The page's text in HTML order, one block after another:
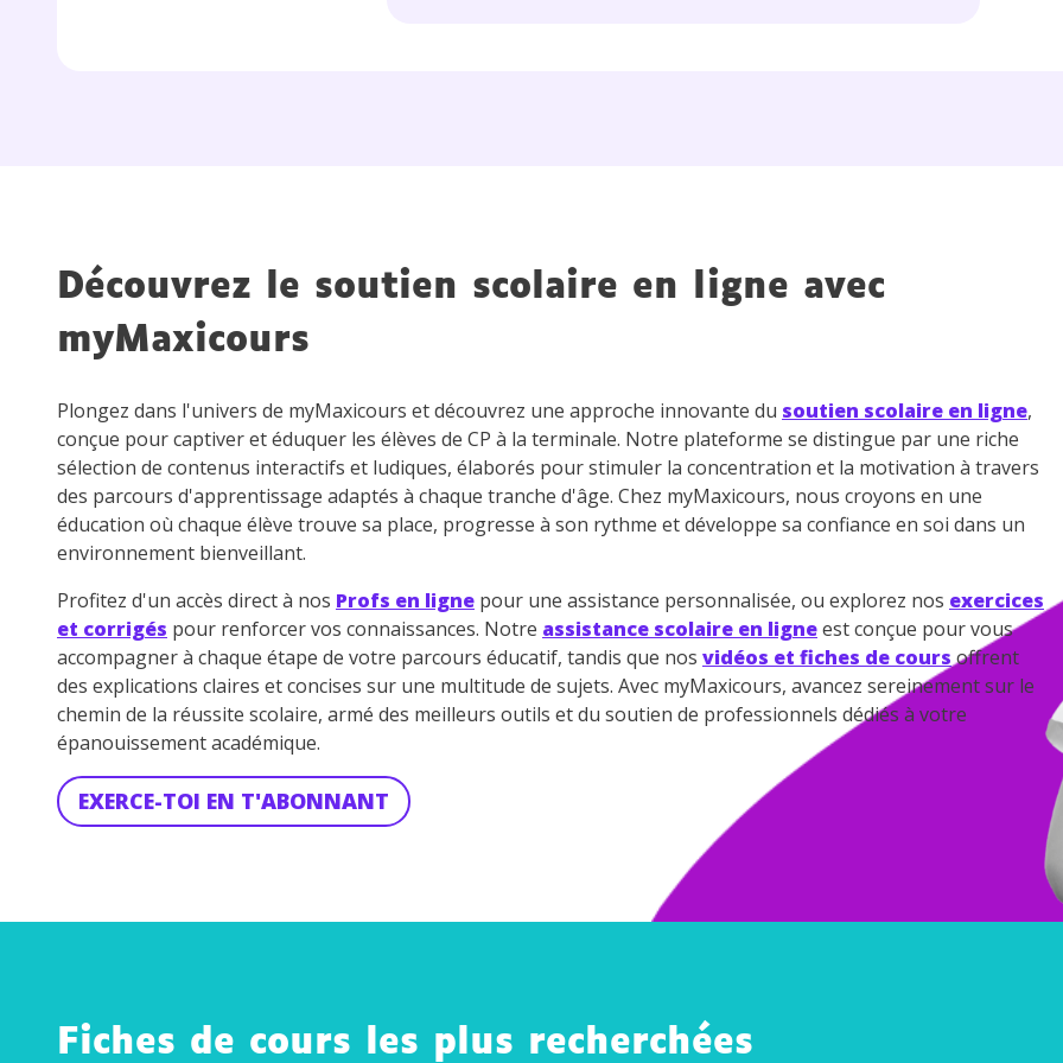
Découvrez le soutien scolaire en ligne avec
myMaxicours
Plongez dans l'univers de myMaxicours et découvrez une approche innovante du soutien scolaire en ligne,
conçue pour captiver et éduquer les élèves de CP à la terminale. Notre plateforme se distingue par une riche
sélection de contenus interactifs et ludiques, élaborés pour stimuler la concentration et la motivation à travers
des parcours d'apprentissage adaptés à chaque tranche d'âge. Chez myMaxicours, nous croyons en une
éducation où chaque élève trouve sa place, progresse à son rythme et développe sa confiance en soi dans un
environnement bienveillant.
Profitez d'un accès direct à nos Profs en ligne pour une assistance personnalisée, ou explorez nos exercices
et corrigés pour renforcer vos connaissances. Notre assistance scolaire en ligneest conçue pour vous
accompagner à chaque étape de votre parcours éducatif, tandis que nos vidéos et fiches de coursoffrent
des explications claires et concises sur une multitude de sujets. Avec myMaxicours, avancez sereinement sur le
chemin de la réussite scolaire, armé des meilleurs outils et du soutien de professionnels dédiés à votre
épanouissement académique.
EXERCE-TOI EN T'ABONNANT
Fiches de cours les plus recherchées